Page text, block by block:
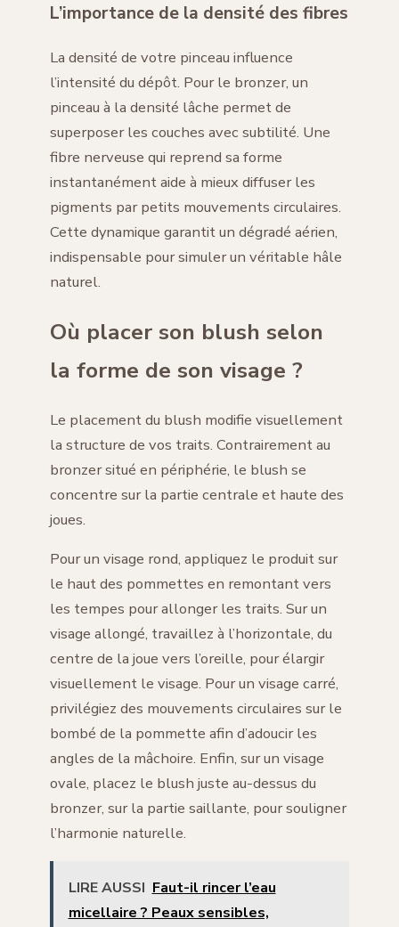
L’importance de la densité des fibres
La densité de votre pinceau influence
l’intensité du dépôt. Pour le bronzer, un
pinceau à la densité lâche permet de
superposer les couches avec subtilité. Une
fibre nerveuse qui reprend sa forme
instantanément aide à mieux diffuser les
pigments par petits mouvements circulaires.
Cette dynamique garantit un dégradé aérien,
indispensable pour simuler un véritable hâle
naturel.
Où placer son blush selon
la forme de son visage ?
Le placement du blush modifie visuellement
la structure de vos traits. Contrairement au
bronzer situé en périphérie, le blush se
concentre sur la partie centrale et haute des
joues.
Pour un visage rond, appliquez le produit sur
le haut des pommettes en remontant vers
les tempes pour allonger les traits. Sur un
visage allongé, travaillez à l’horizontale, du
centre de la joue vers l’oreille, pour élargir
visuellement le visage. Pour un visage carré,
privilégiez des mouvements circulaires sur le
bombé de la pommette afin d’adoucir les
angles de la mâchoire. Enfin, sur un visage
ovale, placez le blush juste au-dessus du
bronzer, sur la partie saillante, pour souligner
l’harmonie naturelle.
LIRE AUSSI Faut-il rincer l’eau
micellaire ? Peaux sensibles,